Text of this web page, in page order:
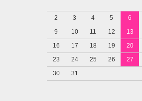
2
3 4 5 6
9
10 11 12 13
16
17 18 19 20
23
24 25 26 27
30
31